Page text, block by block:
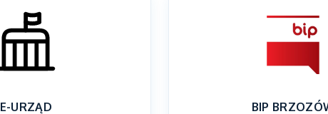
E-URZĄD BIP